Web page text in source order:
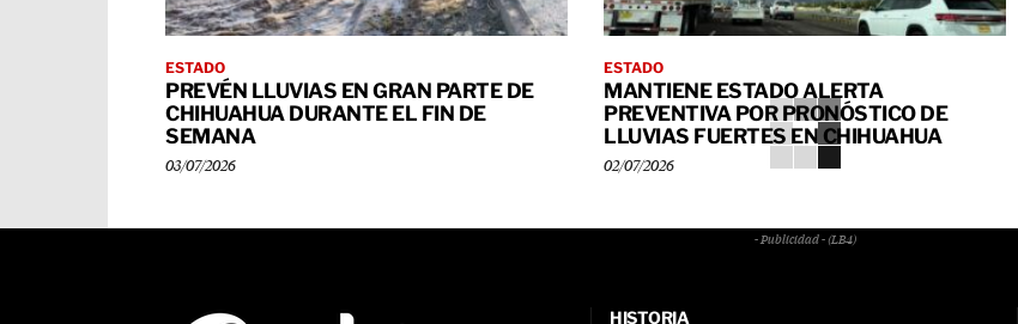
ESTADO
PREVÉN LLUVIAS EN GRAN PARTE DE
CHIHUAHUA DURANTE EL FIN DE
SEMANA
03/07/2026
ESTADO
MANTIENE ESTADO ALERTA
PREVENTIVA POR PRONÓSTICO DE
LLUVIAS FUERTES EN CHIHUAHUA
02/07/2026
- Publicidad - (LB4)
HISTORIA